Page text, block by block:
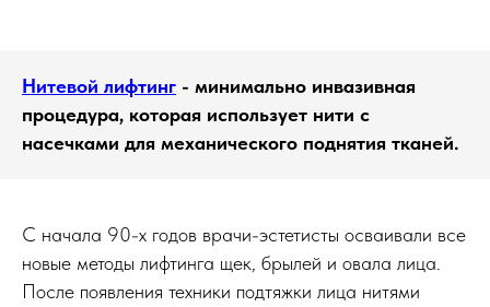
Нитевой лифтинг - минимально инвазивная
процедура, которая использует нити с
насечками для механического поднятия тканей.
С начала 90-х годов врачи-эстетисты осваивали все
новые методы лифтинга щек, брылей и овала лица.
После появления техники подтяжки лица нитями